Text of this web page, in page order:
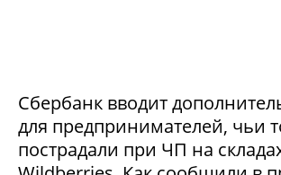
Сбербанк вводит
для предпринимателей, чьи
пострадали при ЧП на